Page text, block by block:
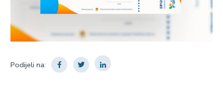
Podijeli na: